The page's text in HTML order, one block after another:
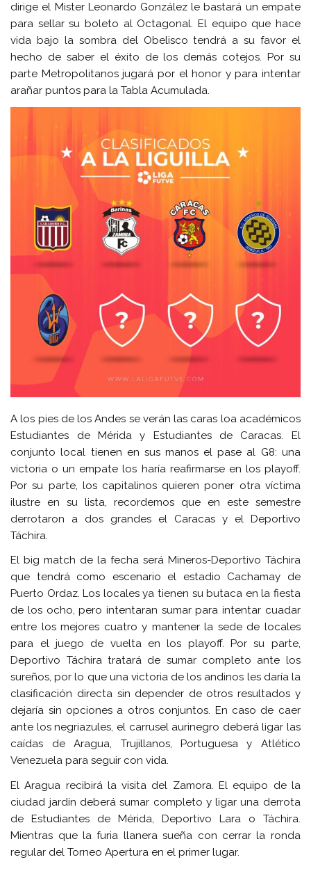
dirige el Mister Leonardo González le bastará un empate
para sellar su boleto al Octagonal. El equipo que hace
vida bajo la sombra del Obelisco tendrá a su favor el
hecho de saber el éxito de los demás cotejos. Por su
parte Metropolitanos jugará por el honor y para intentar
arañar puntos para la Tabla Acumulada.
A los pies de los Andes se verán las caras loa académicos
Estudiantes de Mérida y Estudiantes de Caracas. El
conjunto local tienen en sus manos el pase al G8: una
victoria o un empate los haría reafirmarse en los playoff.
Por su parte, los capitalinos quieren poner otra víctima
ilustre en su lista, recordemos que en este semestre
derrotaron a dos grandes el Caracas y el Deportivo
Táchira.
El big match de la fecha será Mineros-Deportivo Táchira
que tendrá como escenario el estadio Cachamay de
Puerto Ordaz. Los locales ya tienen su butaca en la fiesta
de los ocho, pero intentaran sumar para intentar cuadar
entre los mejores cuatro y mantener la sede de locales
para el juego de vuelta en los playoff. Por su parte,
Deportivo Táchira tratará de sumar completo ante los
sureños, por lo que una victoria de los andinos les daría la
clasificación directa sin depender de otros resultados y
dejaría sin opciones a otros conjuntos. En caso de caer
ante los negriazules, el carrusel aurinegro deberá ligar las
caídas de Aragua, Trujillanos, Portuguesa y Atlético
Venezuela para seguir con vida.
El Aragua recibirá la visita del Zamora. El equipo de la
ciudad jardín deberá sumar completo y ligar una derrota
de Estudiantes de Mérida, Deportivo Lara o Táchira.
Mientras que la furia llanera sueña con cerrar la ronda
regular del Torneo Apertura en el primer lugar.